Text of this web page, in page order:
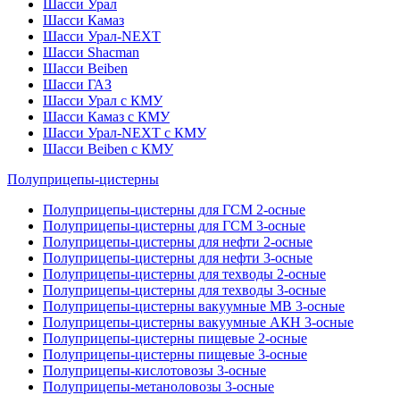
Шасси Урал
Шасси Камаз
Шасси Урал-NEXT
Шасси Shacman
Шасси Beiben
Шасси ГАЗ
Шасси Урал с КМУ
Шасси Камаз с КМУ
Шасси Урал-NEXT с КМУ
Шасси Beiben с КМУ
Полуприцепы-цистерны
Полуприцепы-цистерны для ГСМ 2-осные
Полуприцепы-цистерны для ГСМ 3-осные
Полуприцепы-цистерны для нефти 2-осные
Полуприцепы-цистерны для нефти 3-осные
Полуприцепы-цистерны для техводы 2-осные
Полуприцепы-цистерны для техводы 3-осные
Полуприцепы-цистерны вакуумные МВ 3-осные
Полуприцепы-цистерны вакуумные АКН 3-осные
Полуприцепы-цистерны пищевые 2-осные
Полуприцепы-цистерны пищевые 3-осные
Полуприцепы-кислотовозы 3-осные
Полуприцепы-метаноловозы 3-осные